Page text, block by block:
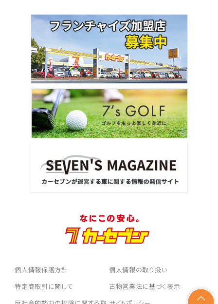
個人情報保護方針
個人情報の取り扱い
特定商取引に関して
古物営業法に基づく表示